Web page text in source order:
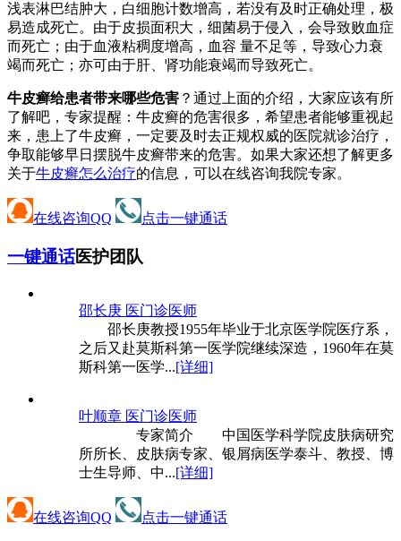
浅表淋巴结肿大，白细胞计数增高，若没有及时正确处理，极
易造成死亡。由于皮损面积大，细菌易于侵入，会导致败血症
而死亡；由于血液粘稠度增高，血容 量不足等，导致心力衰
竭而死亡；亦可由于肝、肾功能衰竭而导致死亡。
牛皮癣给患者带来哪些危害 ？通过上面的介绍，大家应该有所
了解吧，专家提醒：牛皮癣的危害很多，希望患者能够重视起
来，患上了牛皮癣，一定要及时去正规权威的医院就诊治疗，
争取能够早日摆脱牛皮癣带来的危害。如果大家还想了解更多
关于牛皮癣怎么治疗的信息，可以在线咨询我院专家。
在线咨询QQ 点击一键通话
一键通话医护团队
邵长庚 医门诊医师
邵长庚教授1955年毕业于北京医学院医疗系，
之后又赴莫斯科第一医学院继续深造，1960年在莫
斯科第一医学...[详细]
叶顺章 医门诊医师
专家简介 中国医学科学院皮肤病研究
所所长、皮肤病专家、银屑病医学泰斗、教授、博
士生导师、中...[详细]
在线咨询QQ 点击一键通话